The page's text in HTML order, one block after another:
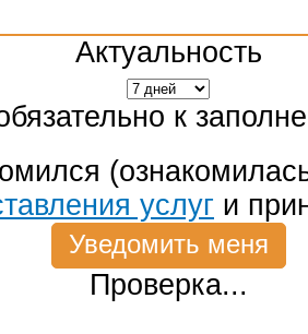
Актуальность
к
услуг и
Проверка...